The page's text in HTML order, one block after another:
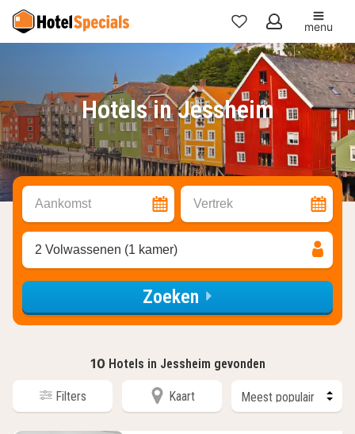
Mijn
favorieten
menu
Hotels in Jessheim
Aankomst Vertrek
2 Volwassenen (1 kamer)
Zoeken
10 Hotels in Jessheim gevonden
Filters Kaart